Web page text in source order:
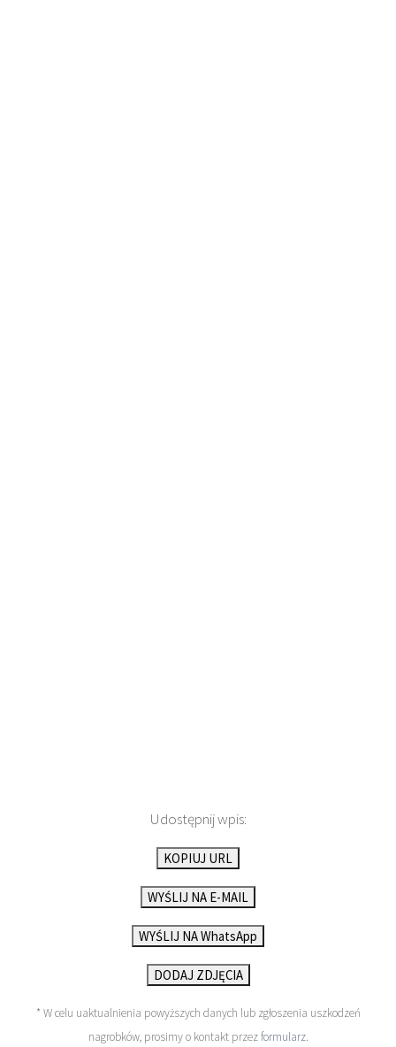
Udostępnij wpis:
KOPIUJ URL
WYŚLIJ NA E-MAIL
WYŚLIJ NA WhatsApp
DODAJ ZDJĘCIA
* W celu uaktualnienia powyższych danych lub zgłoszenia uszkodzeń
nagrobków, prosimy o kontakt przezformularz.